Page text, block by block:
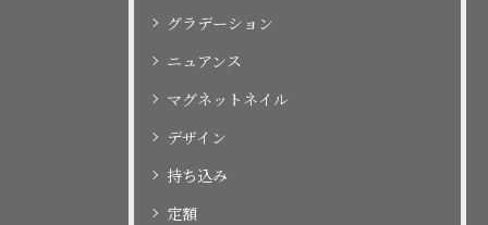
グラデーション
ニュアンス
マグネットネイル
デザイン
持ち込み
定額